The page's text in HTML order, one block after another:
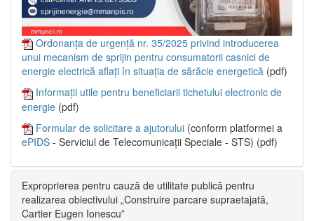
Ordonanța de urgență nr. 35/2025 privind introducerea
unui mecanism de sprijin pentru consumatorii casnici de
energie electrică aflați în situația de sărăcie energetică (pdf)
Informații utile pentru beneficiarii tichetului electronic de
energie (pdf)
Formular de solicitare a ajutorului (conform platformei a
ePIDS - Serviciul de Telecomunicații Speciale - STS) (pdf)
Exproprierea pentru cauză de utilitate publică pentru
realizarea obiectivului „Construire parcare supraetajată,
Cartier Eugen Ionescu”